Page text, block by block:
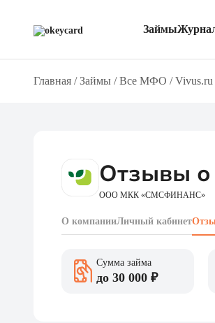
Займы
Главная /Займы /Все МФО /Vivus.ru
Отзывы
ООО МКК «СМСФИНАНС»
О компанииЛичный кабинет
Сумма займа
до 30 000 ₽